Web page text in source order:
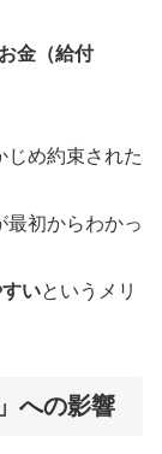
金（給付
じめ約束された
最初からわかっ
いというメリ
への影響